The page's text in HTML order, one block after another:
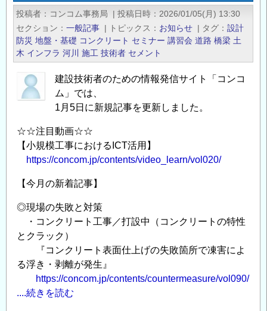
セ
ミ
ナ
ー
「気
候
最
前
か
見
COP30
―
嶼
投稿者 コンコム事務局 | 投稿日時
2026/01/05(月) 13:30
セクション
一般記事 | トピックス お知らせ | タグ
設計
防災 地盤・基礎 コンクリート セミナー 講習会 道路 橋梁 土
木 インフラ 河川 施工 技術者 セメント
建設技術者のための情報発信サイト「コンコ
ム」では、
1月5日に新規記事を更新しました。
☆☆注目動画☆☆
【小規模工事におけるICT活用】
https://concom.jp/contents/video_learn/vol020/
【今月の新着記事】
◎現場の失敗と対策
・コンクリート工事／打設中（コンクリートの特性
とクラック）
『コンクリート表面仕上げの失敗箇所で凍害によ
る浮き・剥離が発生』
https://concom.jp/contents/countermeasure/vol090/
....続きを読む